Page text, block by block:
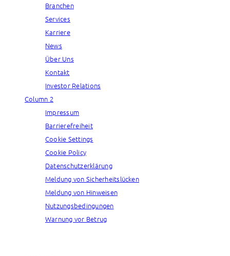
Branchen
Services
Karriere
News
Über Uns
Kontakt
Investor Relations
Column 2
Impressum
Barrierefreiheit
Cookie Settings
Cookie Policy
Datenschutzerklärung
Meldung von Sicherheitslücken
Meldung von Hinweisen
Nutzungsbedingungen
Warnung vor Betrug